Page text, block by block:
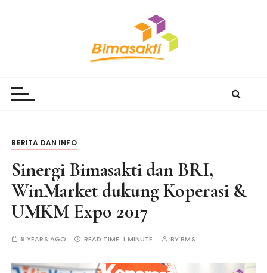
BERITA DAN INFO
Sinergi Bimasakti dan BRI,
WinMarket dukung Koperasi &
UMKM Expo 2017
9 YEARS AGO READ TIME:1 MINUTE BYBMS